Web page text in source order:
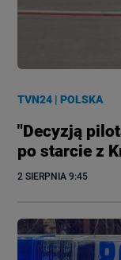
TVN24 |POLSKA
"Decyzją
po starcie z
2 SIERPNIA 9:45